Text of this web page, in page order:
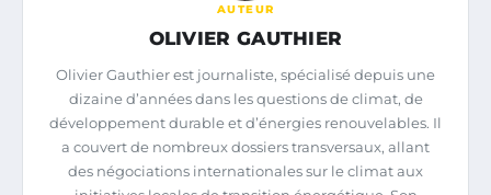
AUTEUR
OLIVIER GAUTHIER
Olivier Gauthier est journaliste, spécialisé depuis une
dizaine d’années dans les questions de climat, de
développement durable et d’énergies renouvelables. Il
a couvert de nombreux dossiers transversaux, allant
des négociations internationales sur le climat aux